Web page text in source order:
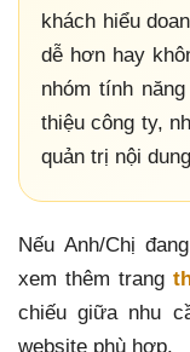
khách hiểu
dễ hơn hay
nhóm tính
thiệu công ty,
quản trị nội
Nếu Anh/Chị
xem thêm trang
chiếu giữa nhu
website phù hợp.